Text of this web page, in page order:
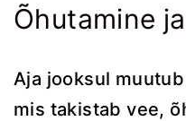
Õhutamine
Aja jooksul
mis takistab vee,